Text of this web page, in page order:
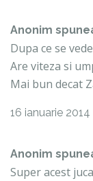
Anonim
Dupa ce se
Are viteza si
Mai bun decat
16 ianuarie 2014
Anonim
Super acest